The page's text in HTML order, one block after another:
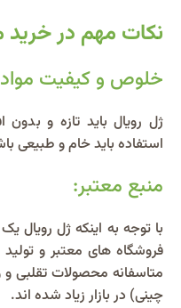
نکات مهم در
خلوص و کیفیت مواد
ژل رویال باید تازه و
استفاده باید خام و طبیعی
منبع معتبر:
با توجه به اینکه ژل
فروشگاه‌ های معتبر و
متاسفانه محصولات تقلبی و
چینی) در بازار زیاد شده‌ اند.